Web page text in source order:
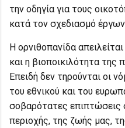
την οδηγία για τους
κατά τον σχεδιασμό
Η ορνιθοπανίδα
και η βιοποικιλότητα της
Επειδή δεν τηρούνται οι
του εθνικού και του
σοβαρότατες επιπτώσεις
περιοχής, της ζωής μας,